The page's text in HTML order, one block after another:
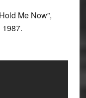
Me Now”,